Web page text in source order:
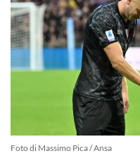
Foto di Massimo Pica / Ansa